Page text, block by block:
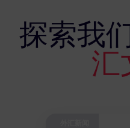
探索我
汇